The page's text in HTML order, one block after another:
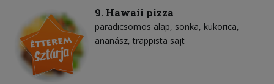
9. Hawaii pizza
paradicsomos alap sonka kukorica
ananász trappista sajt